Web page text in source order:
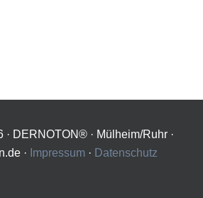
· DERNOTON® · Mülheim/Ruhr ·
· Impressum · Datenschutz